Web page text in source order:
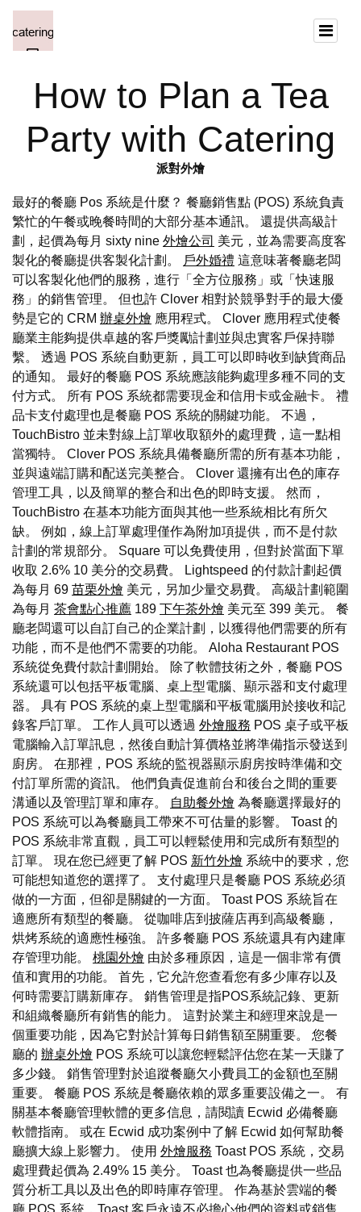
How to Plan a Tea
Party with Catering
派對外燴
最好的餐廳 Pos 系統是什麼？ 餐廳銷售點 (POS) 系統負責
繁忙的午餐或晚餐時間的大部分基本通訊。 還提供高級計
劃，起價為每月 sixty nine 外燴公司 美元，並為需要高度客
製化的餐廳提供客製化計劃。
戶外婚禮 這意味著餐廳老闆
可以客製化他們的服務，進行「全方位服務」或「快速服
務」的銷售管理。 但也許 Clover 相對於競爭對手的最大優
勢是它的 CRM 辦桌外燴 應用程式。 Clover 應用程式使餐
廳業主能夠提供卓越的客戶獎勵計劃並與忠實客戶保持聯
繫。 透過 POS 系統自動更新，員工可以即時收到缺貨商品
的通知。 最好的餐廳 POS 系統應該能夠處理多種不同的支
付方式。 所有 POS 系統都需要現金和信用卡或金融卡。 禮
品卡支付處理也是餐廳 POS 系統的關鍵功能。 不過，
TouchBistro 並未對線上訂單收取額外的處理費，這一點相
當獨特。 Clover POS 系統具備餐廳所需的所有基本功能，
並與遠端訂購和配送完美整合。 Clover 還擁有出色的庫存
管理工具，以及簡單的整合和出色的即時支援。 然而，
TouchBistro 在基本功能方面與其他一些系統相比有所欠
缺。 例如，線上訂單處理僅作為附加項提供，而不是付款
計劃的常規部分。 Square 可以免費使用，但對於當面下單
收取 2.6% 10 美分的交易費。 Lightspeed 的付款計劃起價
為每月 69 苗栗外燴 美元，另加少量交易費。 高級計劃範圍
為每月 茶會點心推薦 189 下午茶外燴 美元至 399 美元。 餐
廳老闆還可以自訂自己的企業計劃，以獲得他們需要的所有
功能，而不是他們不需要的功能。 Aloha Restaurant POS
系統從免費付款計劃開始。 除了軟體技術之外，餐廳 POS
系統還可以包括平板電腦、桌上型電腦、顯示器和支付處理
器。 具有 POS 系統的桌上型電腦和平板電腦用於接收和記
錄客戶訂單。 工作人員可以透過 外燴服務 POS 桌子或平板
電腦輸入訂單訊息，然後自動計算價格並將準備指示發送到
廚房。 在那裡，POS 系統的監視器顯示廚房按時準備和交
付訂單所需的資訊。 他們負責促進前台和後台之間的重要
溝通以及管理訂單和庫存。
自助餐外燴 為餐廳選擇最好的
POS 系統可以為餐廳員工帶來不可估量的影響。 Toast 的
POS 系統非常直觀，員工可以輕鬆使用和完成所有類型的
訂單。 現在您已經更了解 POS 新竹外燴 系統中的要求，您
可能想知道您的選擇了。 支付處理只是餐廳 POS 系統必須
做的一方面，但卻是關鍵的一方面。 Toast POS 系統旨在
適應所有類型的餐廳。 從咖啡店到披薩店再到高級餐廳，
烘烤系統的適應性極強。 許多餐廳 POS 系統還具有內建庫
存管理功能。 桃園外燴 由於多種原因，這是一個非常有價
值和實用的功能。 首先，它允許您查看您有多少庫存以及
何時需要訂購新庫存。 銷售管理是指POS系統記錄、更新
和組織餐廳所有銷售的能力。 這對於業主和經理來說是一
個重要功能，因為它對於計算每日銷售額至關重要。 您餐
廳的 辦桌外燴 POS 系統可以讓您輕鬆評估您在某一天賺了
多少錢。 銷售管理對於追蹤餐廳欠小費員工的金額也至關
重要。 餐廳 POS 系統是餐廳依賴的眾多重要設備之一。 有
關基本餐廳管理軟體的更多信息，請閱讀 Ecwid 必備餐廳
軟體指南。 或在 Ecwid 成功案例中了解 Ecwid 如何幫助餐
廳擴大線上影響力。 使用 外燴服務 Toast POS 系統，交易
處理費起價為 2.49% 15 美分。 Toast 也為餐廳提供一些品
質分析工具以及出色的即時庫存管理。 作為基於雲端的餐
廳 POS 系統，Toast 客戶永遠不必擔心他們的資料或銷售